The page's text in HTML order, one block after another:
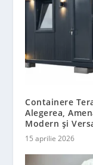
Containere
Alegerea,
Modern și
15 aprilie 2026